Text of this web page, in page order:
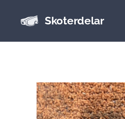
Skoterdelar